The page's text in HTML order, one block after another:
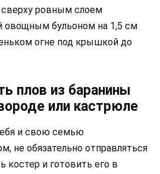
ровным слоем
овощным бульоном на 1,5 см
огне под крышкой до
плов из баранины
или кастрюле
и свою семью
не обязательно отправляться
костер и готовить его в